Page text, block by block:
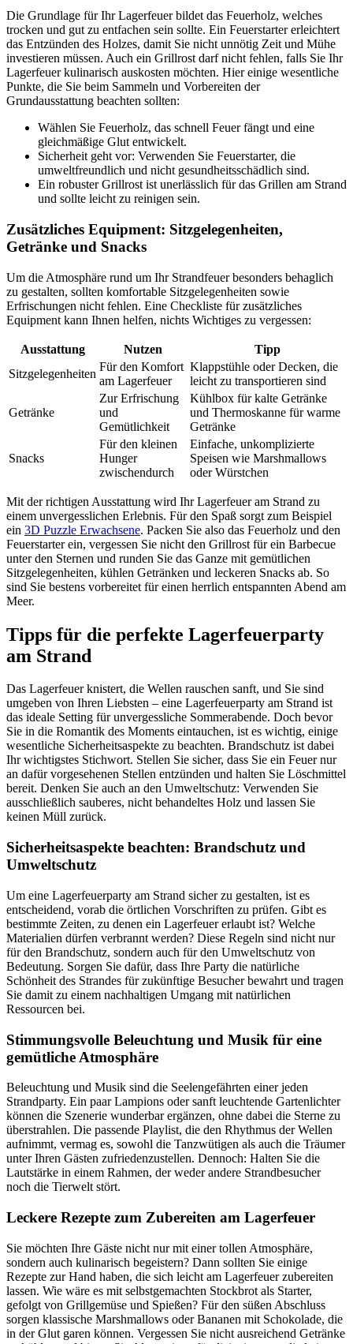
Die Grundlage für Ihr Lagerfeuer bildet das Feuerholz, welches
trocken und gut zu entfachen sein sollte. Ein Feuerstarter erleichtert
das Entzünden des Holzes, damit Sie nicht unnötig Zeit und Mühe
investieren müssen. Auch ein Grillrost darf nicht fehlen, falls Sie Ihr
Lagerfeuer kulinarisch auskosten möchten. Hier einige wesentliche
Punkte, die Sie beim Sammeln und Vorbereiten der
Grundausstattung beachten sollten:
Wählen Sie Feuerholz, das schnell Feuer fängt und eine
gleichmäßige Glut entwickelt.
Sicherheit geht vor: Verwenden Sie Feuerstarter, die
umweltfreundlich und nicht gesundheitsschädlich sind.
Ein robuster Grillrost ist unerlässlich für das Grillen am Strand
und sollte leicht zu reinigen sein.
Zusätzliches Equipment: Sitzgelegenheiten,
Getränke und Snacks
Um die Atmosphäre rund um Ihr Strandfeuer besonders behaglich
zu gestalten, sollten komfortable Sitzgelegenheiten sowie
Erfrischungen nicht fehlen. Eine Checkliste für zusätzliches
Equipment kann Ihnen helfen, nichts Wichtiges zu vergessen:
Ausstattung Nutzen
Tipp
Sitzgelegenheiten
Für den Komfort
am Lagerfeuer
Klappstühle oder Decken, die
leicht zu transportieren sind
Getränke
Zur Erfrischung
und
Gemütlichkeit
Kühlbox für kalte Getränke
und Thermoskanne für warme
Getränke
Snacks
Für den kleinen
Hunger
zwischendurch
Einfache, unkomplizierte
Speisen wie Marshmallows
oder Würstchen
Mit der richtigen Ausstattung wird Ihr Lagerfeuer am Strand zu
einem unvergesslichen Erlebnis. Für den Spaß sorgt zum Beispiel
ein 3D Puzzle Erwachsene. Packen Sie also das Feuerholz und den
Feuerstarter ein, vergessen Sie nicht den Grillrost für ein Barbecue
unter den Sternen und runden Sie das Ganze mit gemütlichen
Sitzgelegenheiten, kühlen Getränken und leckeren Snacks ab. So
sind Sie bestens vorbereitet für einen herrlich entspannten Abend am
Meer.
Tipps für die perfekte Lagerfeuerparty
am Strand
Das Lagerfeuer knistert, die Wellen rauschen sanft, und Sie sind
umgeben von Ihren Liebsten – eine Lagerfeuerparty am Strand ist
das ideale Setting für unvergessliche Sommerabende. Doch bevor
Sie in die Romantik des Moments eintauchen, ist es wichtig, einige
wesentliche Sicherheitsaspekte zu beachten. Brandschutz ist dabei
Ihr wichtigstes Stichwort. Stellen Sie sicher, dass Sie ein Feuer nur
an dafür vorgesehenen Stellen entzünden und halten Sie Löschmittel
bereit. Denken Sie auch an den Umweltschutz: Verwenden Sie
ausschließlich sauberes, nicht behandeltes Holz und lassen Sie
keinen Müll zurück.
Sicherheitsaspekte beachten: Brandschutz und
Umweltschutz
Um eine Lagerfeuerparty am Strand sicher zu gestalten, ist es
entscheidend, vorab die örtlichen Vorschriften zu prüfen. Gibt es
bestimmte Zeiten, zu denen ein Lagerfeuer erlaubt ist? Welche
Materialien dürfen verbrannt werden? Diese Regeln sind nicht nur
für den Brandschutz, sondern auch für den Umweltschutz von
Bedeutung. Sorgen Sie dafür, dass Ihre Party die natürliche
Schönheit des Strandes für zukünftige Besucher bewahrt und tragen
Sie damit zu einem nachhaltigen Umgang mit natürlichen
Ressourcen bei.
Stimmungsvolle Beleuchtung und Musik für eine
gemütliche Atmosphäre
Beleuchtung und Musik sind die Seelengefährten einer jeden
Strandparty. Ein paar Lampions oder sanft leuchtende Gartenlichter
können die Szenerie wunderbar ergänzen, ohne dabei die Sterne zu
überstrahlen. Die passende Playlist, die den Rhythmus der Wellen
aufnimmt, vermag es, sowohl die Tanzwütigen als auch die Träumer
unter Ihren Gästen zufriedenzustellen. Dennoch: Halten Sie die
Lautstärke in einem Rahmen, der weder andere Strandbesucher
noch die Tierwelt stört.
Leckere Rezepte zum Zubereiten am Lagerfeuer
Sie möchten Ihre Gäste nicht nur mit einer tollen Atmosphäre,
sondern auch kulinarisch begeistern? Dann sollten Sie einige
Rezepte zur Hand haben, die sich leicht am Lagerfeuer zubereiten
lassen. Wie wäre es mit selbstgemachten Stockbrot als Starter,
gefolgt von Grillgemüse und Spießen? Für den süßen Abschluss
sorgen klassische Marshmallows oder Bananen mit Schokolade, die
in der Glut garen können. Vergessen Sie nicht ausreichend Getränke